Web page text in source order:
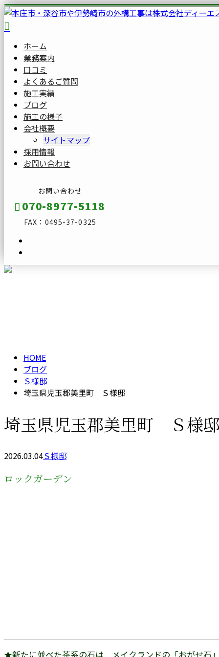
ホーム
業務案内
口コミ
よくあるご質問
施工実績
ブログ
施工の様子
会社概要
サイトマップ
採用情報
お問い合わせ
お問い合わせ
070-8977-5118
FAX：0495-37-0325
HOME
ブログ
Ｓ様邸
埼玉県児玉郡美里町 Ｓ様邸
埼玉県児玉郡美里町 Ｓ様
2026.03.04Ｓ様邸
ロックガーデン
★新たに並べた茶系の石は メイクランドの「おがせ